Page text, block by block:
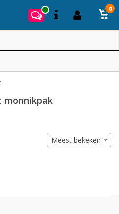
0
monnikpak
Meest bekeken